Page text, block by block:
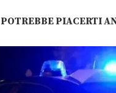
POTREBBE PIACERTI